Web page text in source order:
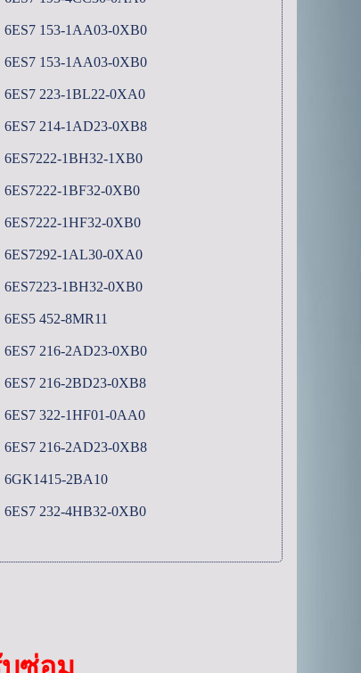
6ES7 153-1AA03-0XB0
6ES7 153-1AA03-0XB0
6ES7 223-1BL22-0XA0
6ES7 214-1AD23-0XB8
6ES7222-1BH32-1XB0
6ES7222-1BF32-0XB0
6ES7222-1HF32-0XB0
6ES7292-1AL30-0XA0
6ES7223-1BH32-0XB0
6ES5 452-8MR11
6ES7 216-2AD23-0XB0
6ES7 216-2BD23-0XB8
6ES7 322-1HF01-0AA0
6ES7 216-2AD23-0XB8
6GK1415-2BA10
6ES7 232-4HB32-0XB0
ซ่อม